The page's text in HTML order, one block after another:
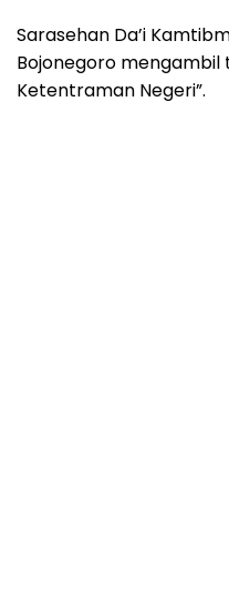
Sarasehan Da’i
Bojonegoro mengambil
Ketentraman Negeri”.